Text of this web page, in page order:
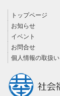
トップページ
お知らせ
イベント
お問合せ
個人情報の取扱い